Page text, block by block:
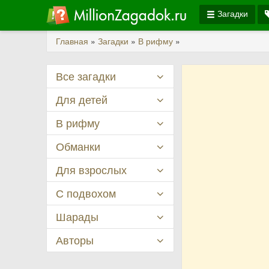
Загадки
Главная » Загадки » В рифму »
Все загадки
Для детей
В рифму
Обманки
Для взрослых
С подвохом
Шарады
Авторы